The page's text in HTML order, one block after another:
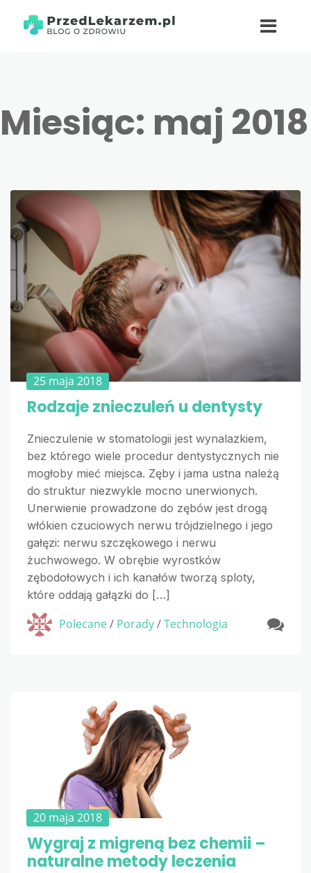
Miesiąc: maj 2018
25 maja 2018
Rodzaje znieczuleń u dentysty
Znieczulenie w stomatologii jest wynalazkiem,
bez którego wiele procedur dentystycznych nie
mogłoby mieć miejsca. Zęby i jama ustna należą
do struktur niezwykle mocno unerwionych.
Unerwienie prowadzone do zębów jest drogą
włókien czuciowych nerwu trójdzielnego i jego
gałęzi: nerwu szczękowego i nerwu
żuchwowego. W obrębie wyrostków
zębodołowych i ich kanałów tworzą sploty,
które oddają gałązki do […]
Polecane/ Porady/Technologia
20 maja 2018
Wygraj z migreną bez chemii –
naturalne metody leczenia